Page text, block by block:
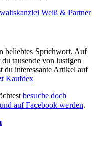
Weiß & Partner
beliebtes Sprichwort. Auf
tausende von lustigen
du interessante Artikel auf
Kaufdex
besuche doch
auf Facebook werden.